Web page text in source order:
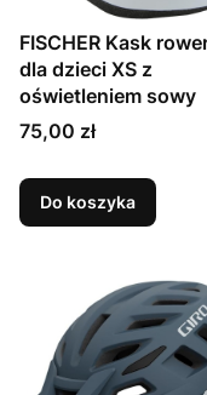
FISCHER Kask
dla dzieci XS z
oświetleniem sowy
Cena
75,00 zł
Do koszyka